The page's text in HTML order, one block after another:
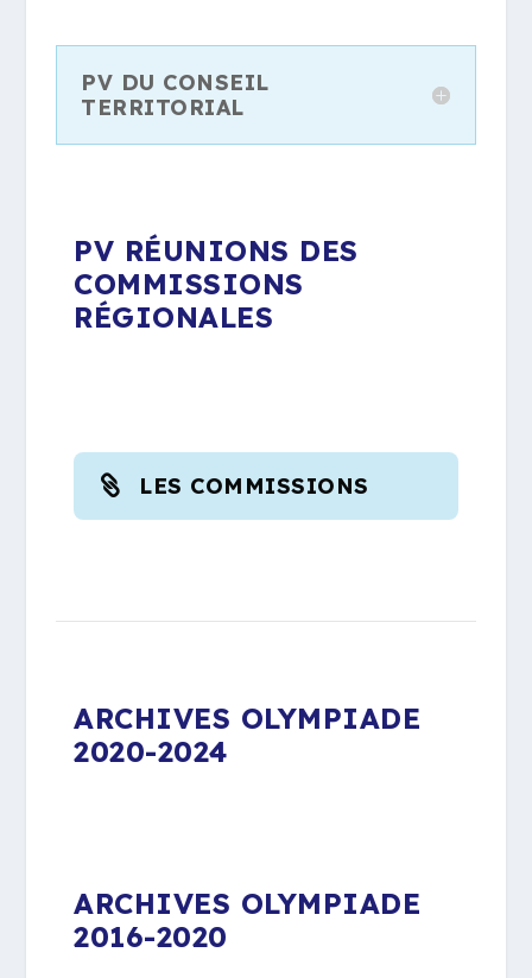
PV DU CONSEIL
TERRITORIAL
PV RÉUNIONS DES
COMMISSIONS
RÉGIONALES
LES COMMISSIONS
ARCHIVES OLYMPIADE
2020-2024
ARCHIVES OLYMPIADE
2016-2020